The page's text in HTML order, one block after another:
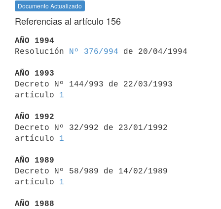
Documento Actualizado
Referencias al artículo 156
AÑO 1994
Resolución
Nº 376/994 de 20/04/1994
AÑO 1993
Decreto Nº 144/993 de 22/03/1993
artículo 1
AÑO 1992
Decreto Nº 32/992 de 23/01/1992
artículo 1
AÑO 1989
Decreto Nº 58/989 de 14/02/1989
artículo 1
AÑO 1988